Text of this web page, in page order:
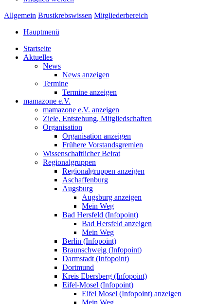
Allgemein Brustkrebswissen Mitgliederbereich
Hauptmenü
Startseite
Aktuelles
News
News anzeigen
Termine
Termine anzeigen
mamazone e.V.
mamazone e.V. anzeigen
Ziele, Entstehung, Mitgliedschaften
Organisation
Organisation anzeigen
Frühere Vorstandsgremien
Wissenschaftlicher Beirat
Regionalgruppen
Regionalgruppen anzeigen
Aschaffenburg
Augsburg
Augsburg anzeigen
Mein Weg
Bad Hersfeld (Infopoint)
Bad Hersfeld anzeigen
Mein Weg
Berlin (Infopoint)
Braunschweig (Infopoint)
Darmstadt (Infopoint)
Dortmund
Kreis Ebersberg (Infopoint)
Eifel-Mosel (Infopoint)
Eifel Mosel (Infopoint) anzeigen